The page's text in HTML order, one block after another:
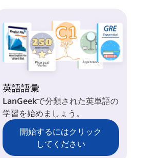
英語語彙
LanGeekで分類された英単語の
学習を始めましょう。
開始するにはクリック
してください